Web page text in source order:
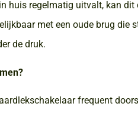
huis regelmatig uitvalt, kan
met een oude brug die
de druk.
frequent